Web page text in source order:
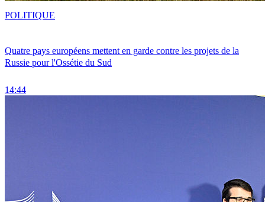
Quatre pays européens mettent en garde contre les projets de la
Russie pour l'Ossétie du Sud
14:44
POLITIQUE